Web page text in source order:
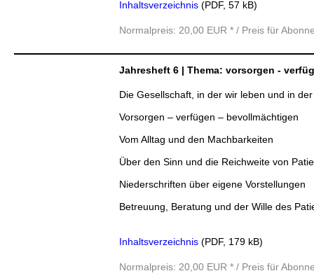
Inhaltsverzeichnis (PDF, 57 kB)
Normalpreis: 20,00 EUR * / Preis für
Jahresheft 6 | Thema: vorsorgen -
Die Gesellschaft, in der wir leben und in
Vorsorgen – verfügen – bevollmächtigen
Vom Alltag und den Machbarkeiten
Über den Sinn und die Reichweite von
Niederschriften über eigene Vorstellungen
Betreuung, Beratung und der Wille des
Inhaltsverzeichnis (PDF, 179 kB)
Normalpreis: 20,00 EUR * / Preis für